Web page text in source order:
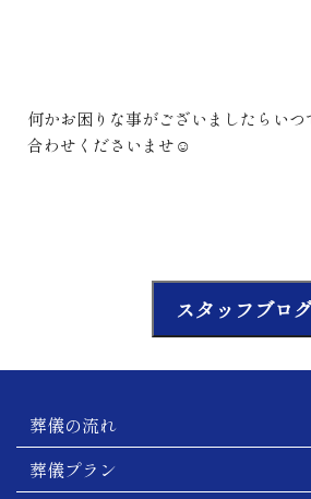
何かお困りな事がございましたらい
合わせくださいませ☺
スタッフブロ
葬儀の流れ
葬儀プラン